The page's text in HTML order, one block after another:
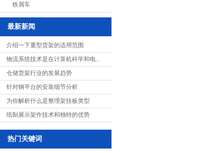
铁屑车
最新新闻
介绍一下重型货架的适用范围
物流系统技术是在计算机科学和电...
仓储货架行业的发展趋势
针对钢平台的安装细节分析
为你解析什么是整理架挂板类型
纸制展示架作技术和独特的优势
热门关键词